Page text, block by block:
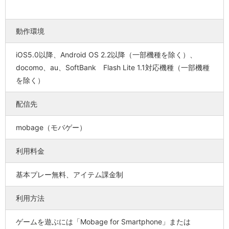
動作環境
iOS5.0以降、Android OS 2.2以降（一部機種を除く）、
docomo、au、SoftBank Flash Lite 1.1対応機種（一部機種
を除く）
配信先
mobage（モバゲー）
利用料金
基本プレー無料、アイテム課金制
利用方法
ゲームを遊ぶには「Mobage for Smartphone」または